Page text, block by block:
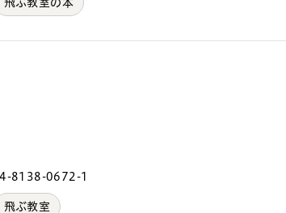
飛ぶ教室の本
8138-0672-1
飛ぶ教室